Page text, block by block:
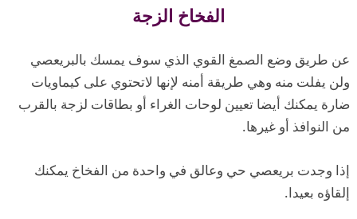
الفخاخ الزجة
عن طريق وضع الصمغ القوي الذي سوف يمسك بالبريعصي
ولن يفلت منه وهي طريقة أمنه لإنها لاتحتوي على كيماويات
ضارة يمكنك أيضا تعيين لوحات الغراء أو بطاقات لزجة بالقرب
من النوافذ أو غيرها.
إذا وجدت بريعصي حي وعالق في واحدة من الفخاخ يمكنك
إلقاؤه بعيدا.